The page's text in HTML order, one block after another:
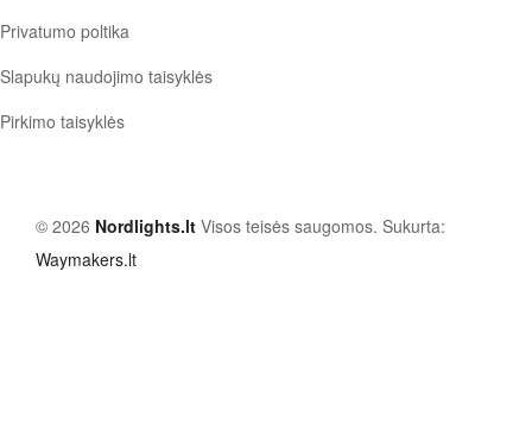
Privatumo poltika
Slapukų naudojimo taisyklės
Pirkimo taisyklės
© 2026 Nordlights.lt Visos teisės saugomos. Sukurta:
Waymakers.lt